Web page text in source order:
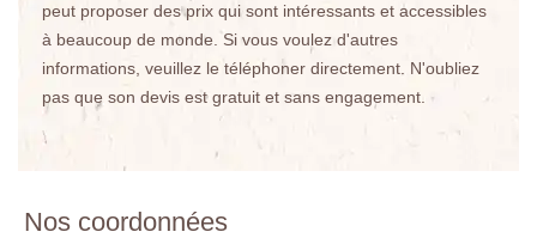
peut proposer des prix qui sont intéressants et accessibles
à beaucoup de monde. Si vous voulez d'autres
informations, veuillez le téléphoner directement. N'oubliez
pas que son devis est gratuit et sans engagement.
Nos coordonnées